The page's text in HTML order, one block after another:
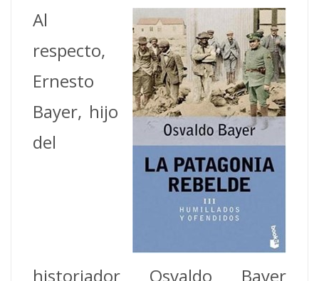
Al
respecto,
Ernesto
Bayer, hijo
del
historiador Osvaldo Bayer